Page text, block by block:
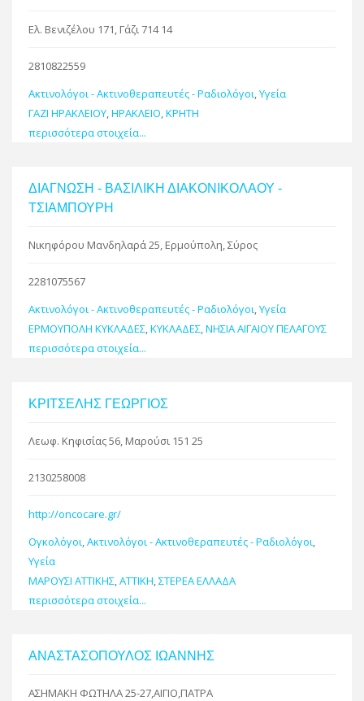
Ελ. Βενιζέλου 171, Γάζι 714 14
2810822559
Ακτινολόγοι - Ακτινοθεραπευτές - Ραδιολόγοι,Υγεία
ΓΑΖΙ ΗΡΑΚΛΕΙΟΥ,ΗΡΑΚΛΕΙΟ,ΚΡΗΤΗ
περισσότερα στοιχεία...
ΔΙΑΓΝΩΣΗ - ΒΑΣΙΛΙΚΗ ΔΙΑΚΟΝΙΚΟΛΑΟΥ -
ΤΣΙΑΜΠΟΥΡΗ
Νικηφόρου Μανδηλαρά 25, Ερμούπολη, Σύρος
2281075567
Ακτινολόγοι - Ακτινοθεραπευτές - Ραδιολόγοι,Υγεία
ΕΡΜΟΥΠΟΛΗ ΚΥΚΛΑΔΕΣ,ΚΥΚΛΑΔΕΣ,ΝΗΣΙΑ ΑΙΓΑΙΟΥ ΠΕΛΑΓΟΥΣ
περισσότερα στοιχεία...
ΚΡΙΤΣΕΛΗΣ ΓΕΩΡΓΙΟΣ
Λεωφ. Κηφισίας 56, Μαρούσι 151 25
2130258008
http://oncocare.gr/
Ογκολόγοι,Ακτινολόγοι - Ακτινοθεραπευτές - Ραδιολόγοι,
Υγεία
ΜΑΡΟΥΣΙ ΑΤΤΙΚΗΣ,ΑΤΤΙΚΗ,ΣΤΕΡΕΑ ΕΛΛΑΔΑ
περισσότερα στοιχεία...
ΑΝΑΣΤΑΣΟΠΟΥΛΟΣ ΙΩΑΝΝΗΣ
ΑΣΗΜΑΚΗ ΦΩΤΗΛΑ 25-27,ΑΙΓΙΟ,ΠΑΤΡΑ